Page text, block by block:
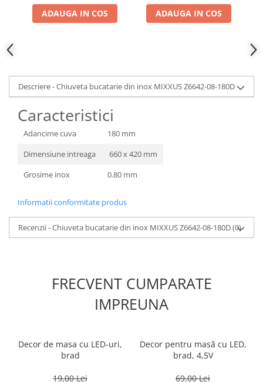
ADAUGA IN COS ADAUGA IN COS
Descriere - Chiuveta bucatarie din inox MIXXUS Z6642-08-180D
Caracteristici
Adancime cuva
180 mm
Dimensiune intreaga
660 x 420 mm
Grosime inox
0.80 mm
Informatii conformitate produs
Recenzii - Chiuveta bucatarie din inox MIXXUS Z6642-08-180D(0)
FRECVENT CUMPARATE
IMPREUNA
Decor de masa cu LED-uri,
brad
19,00 Lei
Decor pentru masă cu LED,
brad, 4,5V
69,00 Lei